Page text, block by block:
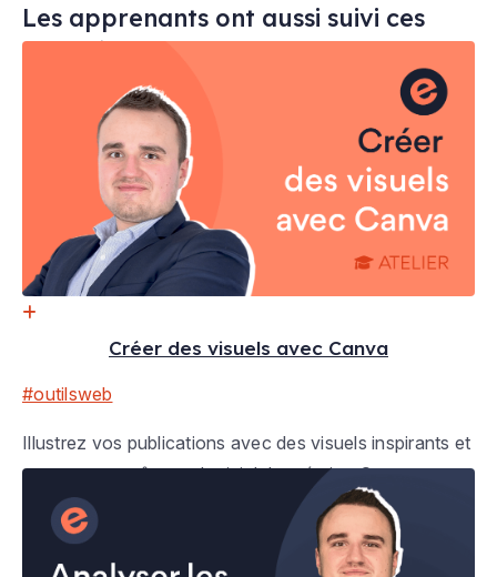
Les apprenants ont aussi suivi ces
cours à distance
Créer des visuels avec Canva
#outilsweb
Illustrez vos publications avec des visuels inspirants et
engageants grâce au logiciel de création Canva.